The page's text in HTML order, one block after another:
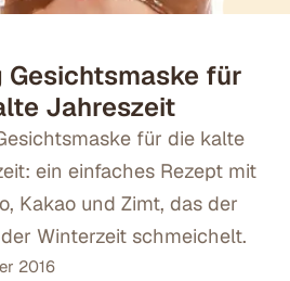
Gesichtsmaske für
Jahreszeit
für die kalte
ein einfaches Rezept mit
Kakao und Zimt, das der
Winterzeit schmeichelt.
2016